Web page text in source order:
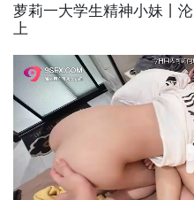
萝莉一大学生精神小妹丨
上